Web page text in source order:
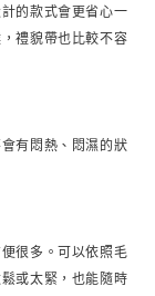
的款式會更省心一
禮貌帶也比較不容
有悶熱、悶濕的狀
很多。可以依照毛
或太緊，也能隨時